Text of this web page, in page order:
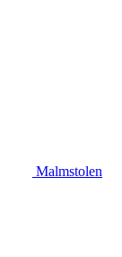
Malmstolen